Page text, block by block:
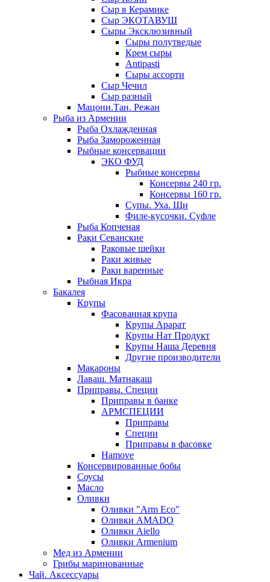
Сыр в Керамике
Сыр ЭКОТАВУШ
Сыры Эксклюзивный
Сыры полутведые
Крем сыры
Antipasti
Сыры ассорти
Сыр Чечил
Сыр разный
Мацони.Тан. Режан
Рыба из Армении
Рыба Охлажденная
Рыба Замороженная
Рыбные консервации
ЭКО ФУД
Рыбные консервы
Консервы 240 гр.
Консервы 160 гр.
Супы. Уха. Щи
Филе-кусочки. Суфле
Рыба Копченая
Раки Севанские
Раковые шейки
Раки живые
Раки варенные
Рыбная Икра
Бакалея
Крупы
Фасованная крупа
Крупы Арарат
Крупы Нат Продукт
Крупы Наша Деревня
Другие производители
Макароны
Лаваш. Матнакаш
Приправы. Специи
Приправы в банке
АРМСПЕЦИИ
Приправы
Специи
Приправы в фасовке
Hamove
Консервированные бобы
Соусы
Масло
Оливки
Оливки "Arm Eco"
Оливки AMADO
Оливки Aiello
Оливки Armenium
Мед из Армении
Грибы маринованные
Чай. Аксессуары